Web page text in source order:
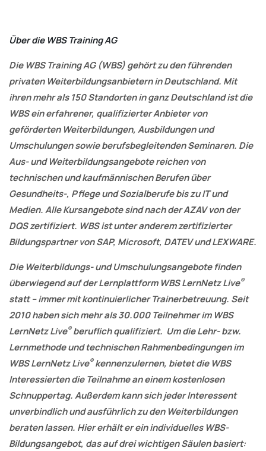
Über die WBS Training AG
Die WBS Training AG (WBS) gehört zu den führenden
privaten Weiterbildungsanbietern in Deutschland. Mit
ihren mehr als 150 Standorten in ganz Deutschland ist die
WBS ein erfahrener, qualifizierter Anbieter von
geförderten Weiterbildungen, Ausbildungen und
Umschulungen sowie berufsbegleitenden Seminaren. Die
Aus- und Weiterbildungsangebote reichen von
technischen und kaufmännischen Berufen über
Gesundheits-, Pflege und Sozialberufe bis zu IT und
Medien. Alle Kursangebote sind nach der AZAV von der
DQS zertifiziert. WBS ist unter anderem zertifizierter
Bildungspartner von SAP, Microsoft, DATEV und LEXWARE.
Die Weiterbildungs- und Umschulungsangebote finden
überwiegend auf der Lernplattform WBS LernNetz Live®
statt – immer mit kontinuierlicher Trainerbetreuung. Seit
2010 haben sich mehr als 30.000 Teilnehmer im WBS
LernNetz Live®beruflich qualifiziert. Um die Lehr- bzw.
Lernmethode und technischen Rahmenbedingungen im
WBS LernNetz Live®kennenzulernen, bietet die WBS
Interessierten die Teilnahme an einem kostenlosen
Schnuppertag. Außerdem kann sich jeder Interessent
unverbindlich und ausführlich zu den Weiterbildungen
beraten lassen. Hier erhält er ein individuelles WBS-
Bildungsangebot, das auf drei wichtigen Säulen basiert: